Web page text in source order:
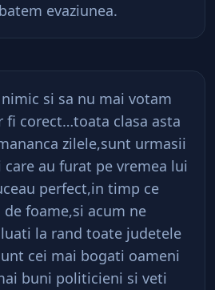
evaziunea.
si sa nu mai votam
fi corect…toata clasa asta
zilele,sunt urmasii
au furat pe vremea lui
perfect,in timp ce
foame,si acum ne
la rand toate judetele
cei mai bogati oameni
buni politicieni si veti